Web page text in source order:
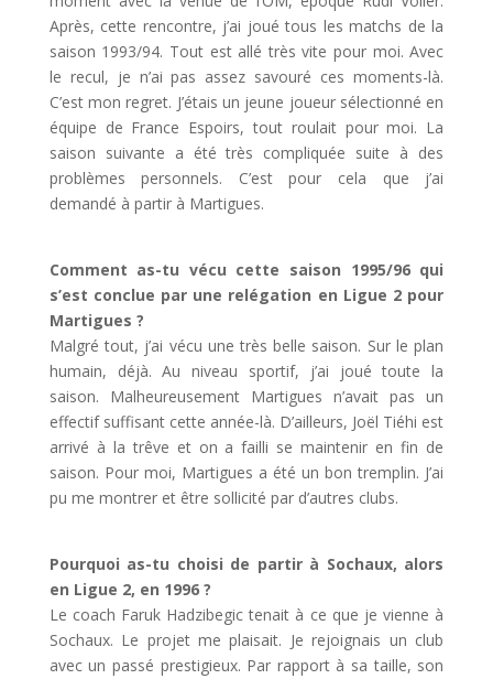
Après, cette rencontre, j’ai joué tous les matchs de la
saison 1993/94. Tout est allé très vite pour moi. Avec
le recul, je n’ai pas assez savouré ces moments-là.
C’est mon regret. J’étais un jeune joueur sélectionné en
équipe de France Espoirs, tout roulait pour moi. La
saison suivante a été très compliquée suite à des
problèmes personnels. C’est pour cela que j’ai
demandé à partir à Martigues.
Comment as-tu vécu cette saison 1995/96 qui
s’est conclue par une relégation en Ligue 2 pour
Martigues ?
Malgré tout, j’ai vécu une très belle saison. Sur le plan
humain, déjà. Au niveau sportif, j’ai joué toute la
saison. Malheureusement Martigues n’avait pas un
effectif suffisant cette année-là. D’ailleurs, Joël Tiéhi est
arrivé à la trêve et on a failli se maintenir en fin de
saison. Pour moi, Martigues a été un bon tremplin. J’ai
pu me montrer et être sollicité par d’autres clubs.
Pourquoi as-tu choisi de partir à Sochaux, alors
en Ligue 2, en 1996 ?
Le coach Faruk Hadzibegic tenait à ce que je vienne à
Sochaux. Le projet me plaisait. Je rejoignais un club
avec un passé prestigieux. Par rapport à sa taille, son